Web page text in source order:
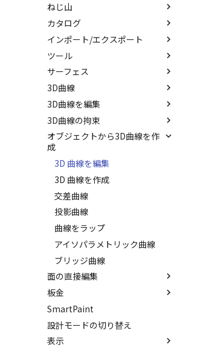
延長
分割
トリム
重複を削除
隙間を検索
エンボス
ラップエンボス
ねじ山
ねじ山
略図ねじ山
カタログ
カタログ
カタログセット
お気に入りカタログ
パーツの入れ替え
ProActiveBOM
カタログの右クリックメニュー
インポート/エクスポート
インポート
エクスポート
ツール
配置拘束
拘束関係の表示
親に固定
メカニズムモード
干渉チェック
解析
√aエラーチェック
隙間チェック
再生成
表示を再作成
抑制[非表示]
ゴーストパーツに設定
シェイプを合体
面を IntelliShape に変換
ソリッドに変換
グループ化
アンカーを移動
サイズボックスをリセット
サーフェス
サーフェスを作成
スピン サーフェス
スイープ サーフェス
ロフト サーフェス
ルールド サーフェス
面からサーフェスを作成
メッシュサーフェス
面間フィレット
凝固
縫合
パッチ
3D曲線
直線
円
円弧
長方形
多角形
点
楕円
スプライン
らせん
サーフェス上のスプライン
動的フィレット
Triballで点を挿入
自動ルート
3D曲線を編集
トリム
移動
フィレット/面取り
サイズ変更
配列
ミラー
軸でミラー
回転
3D曲線の拘束
3D曲線に寸法を指定
3D曲線に拘束を設定
オブジェクトから3D曲線を作
成
3D 曲線を編集
3D 曲線を作成
交差曲線
投影曲線
曲線をラップ
アイソパラメトリック曲線
ブリッジ曲線
面の直接編集
面を移動
面を削除
面をマッチ
面をオフセット
板金
展開/展開解除
ロフト
スケッチベンドの作成
SmartPaint
設計モードの切り替え
表示